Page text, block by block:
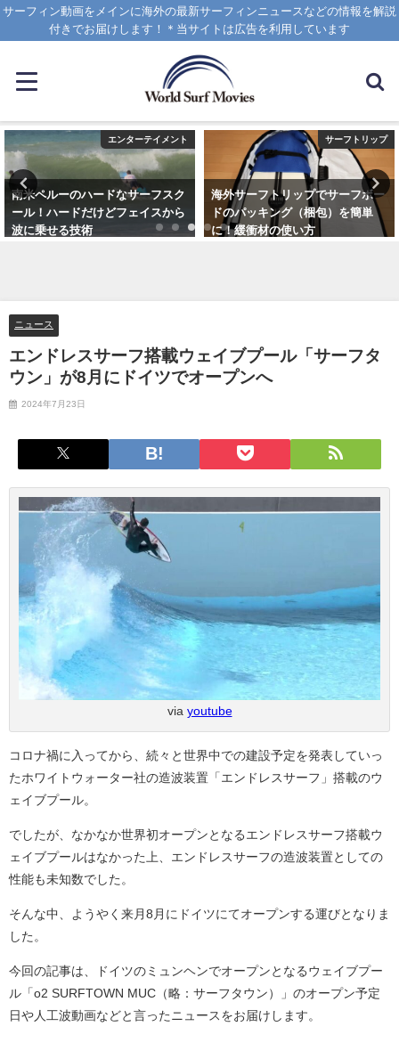
サーフィン動画をメインに海外の最新サーフィンニュースなどの情報を解説
付きでお届けします！＊当サイトは広告を利用しています
エンターテイメント
南米ペルーのハードなサーフスク
ール！ハードだけどフェイスから
波に乗せる技術
サーフトリップ
海外サーフトリップでサーフボー
ドのパッキング（梱包）を簡単
に！緩衝材の使い方
ニュース
エンドレスサーフ搭載ウェイブプール「サーフタ
ウン」が8月にドイツでオープンへ
2024年7月23日
via youtube
コロナ禍に入ってから、続々と世界中での建設予定を発表していっ
たホワイトウォーター社の造波装置「エンドレスサーフ」搭載のウ
ェイブプール。
でしたが、なかなか世界初オープンとなるエンドレスサーフ搭載ウ
ェイブプールはなかった上、エンドレスサーフの造波装置としての
性能も未知数でした。
そんな中、ようやく来月8月にドイツにてオープンする運びとなりま
した。
今回の記事は、ドイツのミュンヘンでオープンとなるウェイブプー
ル「o2 SURFTOWN MUC（略：サーフタウン）」のオープン予定
日や人工波動画などと言ったニュースをお届けします。